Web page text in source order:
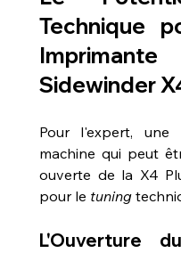
Technique
Sidewinder
Pour l'expert,
machine qui peut
ouverte de la X4
pour le tuning
L'Ouverture